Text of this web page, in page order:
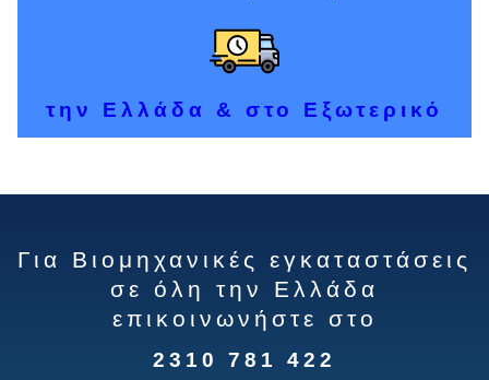
την Ελλάδα & στο Εξωτερικό
Για Βιομηχανικές εγκαταστάσεις
σε όλη την Ελλάδα
επικοινωνήστε στο
2310 781 422